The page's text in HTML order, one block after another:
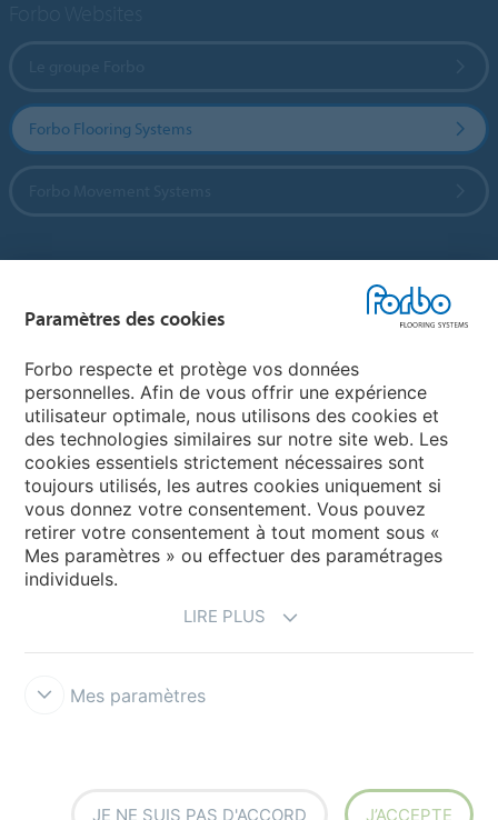
Forbo Flooring Systems
My Forbo
LEXIQUE
PLAN DU SITE
Paramètres des cookies
Forbo respecte et protège vos données
personnelles. Afin de vous offrir une expérience
utilisateur optimale, nous utilisons des cookies et
des technologies similaires sur notre site web. Les
cookies essentiels strictement nécessaires sont
toujours utilisés, les autres cookies uniquement si
vous donnez votre consentement. Vous pouvez
retirer votre consentement à tout moment sous «
Mes paramètres » ou effectuer des paramétrages
individuels.
LIRE PLUS
Mes paramètres
JE NE SUIS PAS D'ACCORD J’ACCEPTE